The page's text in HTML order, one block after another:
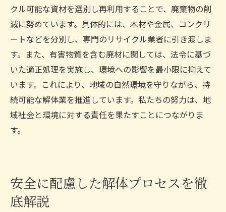
クル可能な資材を選別し再利用することで、廃棄物の削
減に努めています。具体的には、木材や金属、コンクリ
ートなどを分別し、専門のリサイクル業者に引き渡しま
す。また、有害物質を含む廃材に関しては、法令に基づ
いた適正処理を実施し、環境への影響を最小限に抑えて
います。これにより、地域の自然環境を守りながら、持
続可能な解体業を推進しています。私たちの努力は、地
域社会と環境に対する責任を果たすことにつながりま
す。
安全に配慮した解体プロセスを徹
底解説